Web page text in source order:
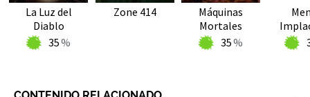
La Luz del
Diablo
35
Zone 414
Máquinas
Mortales
35